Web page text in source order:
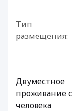
Тип
размещения:
Двуместное
проживание с
человека